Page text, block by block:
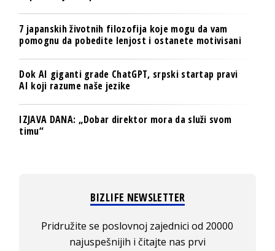
7 japanskih životnih filozofija koje mogu da vam
pomognu da pobedite lenjost i ostanete motivisani
Dok AI giganti grade ChatGPT, srpski startap pravi
AI koji razume naše jezike
IZJAVA DANA: „Dobar direktor mora da služi svom
timu“
BIZLIFE NEWSLETTER
Pridružite se poslovnoj zajednici od 20000
najuspešnijih i čitajte nas prvi